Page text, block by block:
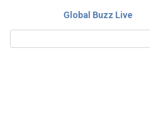
Global Buzz Live
Search: